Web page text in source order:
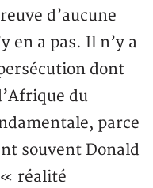
d’aucune
en a pas. Il n’y a
dont
du
parce
souvent Donald
réalité